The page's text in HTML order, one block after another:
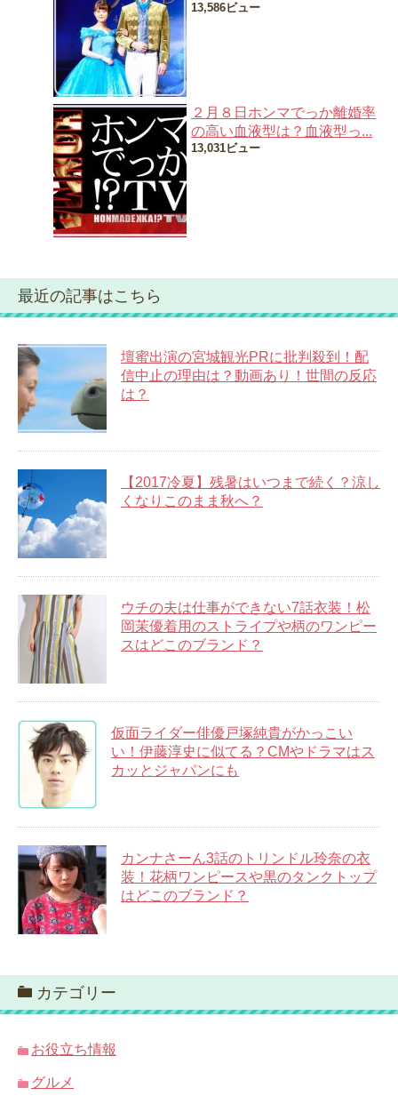
13,586ビュー
２月８日ホンマでっか離婚率
の高い血液型は？血液型っ...
13,031ビュー
最近の記事はこちら
壇蜜出演の宮城観光PRに批判殺到！配
信中止の理由は？動画あり！世間の反応
は？
【2017冷夏】残暑はいつまで続く？涼し
くなりこのまま秋へ？
ウチの夫は仕事ができない7話衣装！松
岡茉優着用のストライプや柄のワンピー
スはどこのブランド？
仮面ライダー俳優戸塚純貴がかっこい
い！伊藤淳史に似てる？CMやドラマはス
カッとジャパンにも
カンナさーん3話のトリンドル玲奈の衣
装！花柄ワンピースや黒のタンクトップ
はどこのブランド？
カテゴリー
お役立ち情報
グルメ